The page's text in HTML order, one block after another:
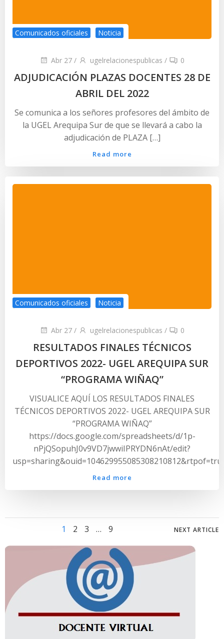
Comunicados oficiales Noticia
Abr 27 / ugelrelacionespublicas / 0
ADJUDICACIÓN PLAZAS DOCENTES 28 DE
ABRIL DEL 2022
Se comunica a los señores profesores del ámbito de
la UGEL Arequipa Sur de que se llevará a cabo la
adjudicación de PLAZA […]
Read more
Comunicados oficiales Noticia
Abr 27 / ugelrelacionespublicas / 0
RESULTADOS FINALES TÉCNICOS
DEPORTIVOS 2022- UGEL AREQUIPA SUR
“PROGRAMA WIÑAQ”
VISUALICE AQUÍ LOS RESULTADOS FINALES
TÉCNICOS DEPORTIVOS 2022- UGEL AREQUIPA SUR
“PROGRAMA WIÑAQ”
https://docs.google.com/spreadsheets/d/1p-
nPjQSopuhJ0v9VD7jwwiIPRYDN6nAt/edit?
Read more
navigation
Page
1 Page
2 Page
3 … Page
9
Posts
NEXT ARTICLE